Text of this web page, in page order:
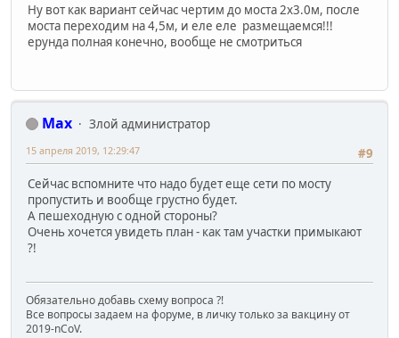
Ну вот как вариант сейчас чертим до моста 2х3.0м, после
моста переходим на 4,5м, и еле еле размещаемся!!!
ерунда полная конечно, вообще не смотриться
Max
Злой администратор
#9
15 апреля 2019, 12:29:47
Сейчас вспомните что надо будет еще сети по мосту
пропустить и вообще грустно будет.
А пешеходную с одной стороны?
Очень хочется увидеть план - как там участки примыкают
?!
Обязательно добавь схему вопроса ?!
Все вопросы задаем на форуме, в личку только за вакцину от
2019-nCoV.